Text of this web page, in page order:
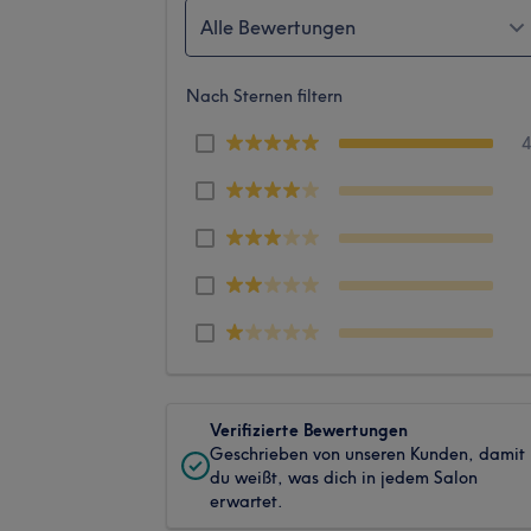
Alle Bewertungen
Nach Sternen filtern
Verifizierte Bewertungen
Geschrieben von unseren Kunden, damit
du weißt, was dich in jedem Salon
erwartet.